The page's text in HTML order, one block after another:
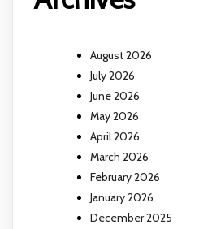
August 2026
July 2026
June 2026
May 2026
April 2026
March 2026
February 2026
January 2026
December 2025